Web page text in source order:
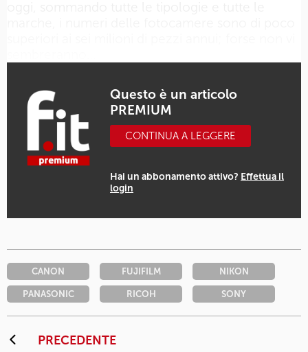
Questo è un articolo
PREMIUM
CONTINUA A LEGGERE
Hai un abbonamento attivo? Effettua il
login
CANON FUJIFILM NIKON
PANASONIC RICOH SONY
PRECEDENTE